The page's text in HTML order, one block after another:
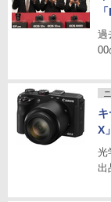
過
00
X
光
出